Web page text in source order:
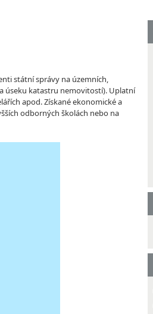
státní správy na územních,
úseku katastru nemovitostí). Uplatní
apod. Získané ekonomické a
odborných školách nebo na